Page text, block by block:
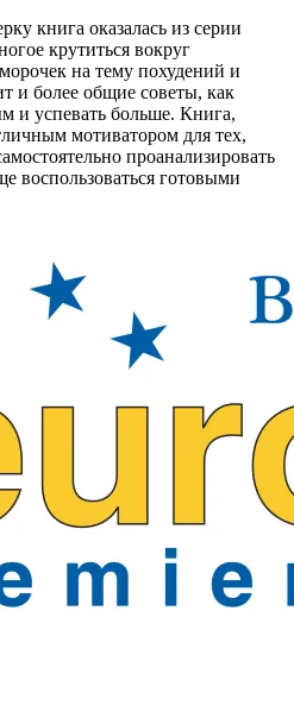
книга оказалась из серии
крутиться вокруг
на тему похудений и
и более общие советы, как
и успевать больше. Книга,
мотиватором для тех,
проанализировать
воспользоваться готовыми